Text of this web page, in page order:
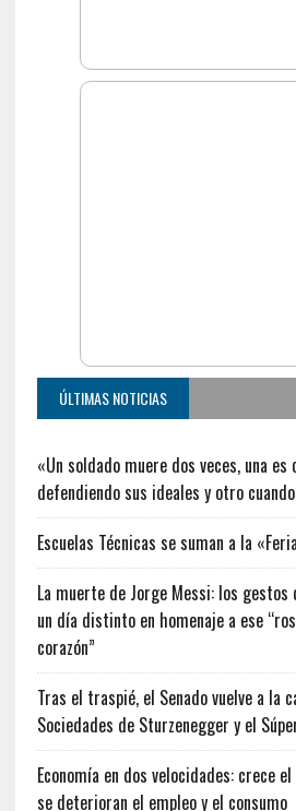
ÚLTIMAS NOTICIAS
«Un soldado muere dos veces, una es
defendiendo sus ideales y otro
Escuelas Técnicas se suman a la
La muerte de Jorge Messi: los gestos
un día distinto en homenaje a ese
corazón”
Tras el traspié, el Senado vuelve a la
Sociedades de Sturzenegger y el
Economía en dos velocidades: crece
se deterioran el empleo y el consumo